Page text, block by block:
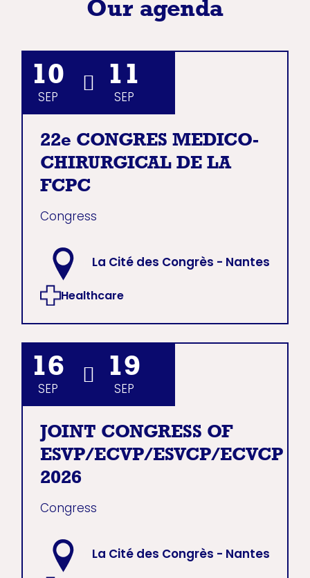
Our agenda
11
SEP
10
SEP
22e CONGRES MEDICO-
CHIRURGICAL DE LA
FCPC
Congress
La Cité des Congrès - Nantes
Healthcare
19
SEP
16
SEP
JOINT CONGRESS OF
ESVP/ECVP/ESVCP/ECVCP
2026
Congress
La Cité des Congrès - Nantes